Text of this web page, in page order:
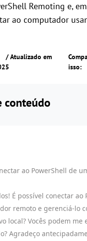
Remoting e,
ao computador
/ Atualizado em
isso:
conteúdo
ao PowerShell de
É possível conectar ao
remoto e gerenciá-lo
local? Vocês podem me
Agradeço